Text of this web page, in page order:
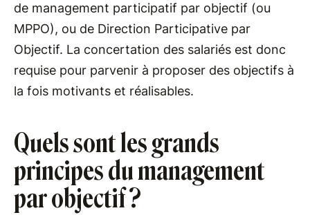
de management participatif par objectif (ou
MPPO), ou de Direction Participative par
Objectif. La concertation des salariés est donc
requise pour parvenir à proposer des objectifs à
la fois motivants et réalisables.
Quels sont les grands
principes du management
par objectif ?